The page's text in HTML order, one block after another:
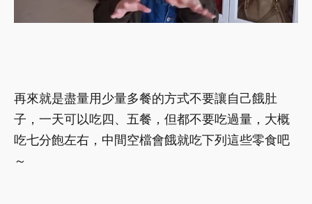
再來就是盡量用少量多餐的方式不要讓自己餓肚
子，一天可以吃四、五餐，但都不要吃過量，大概
吃七分飽左右，中間空檔會餓就吃下列這些零食吧
～